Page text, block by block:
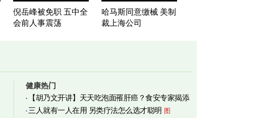
倪岳峰被免职 五中全
会前人事震荡
哈马斯同意缴械 美制
裁上海公司
健康热门
【胡乃文开讲】天天吃泡面罹肝癌？食安专家揭添
加物真相
三人就有一人在用 另类疗法怎么选才聪明 图